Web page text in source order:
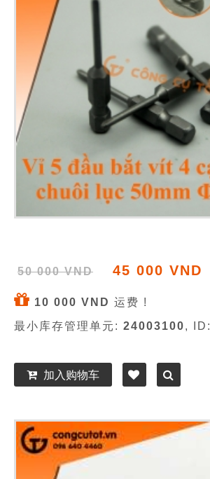
50 000 VND 45 000 VND
10 000 VND 运费 !
最小库存管理单元: 24003100, ID:
加入购物车